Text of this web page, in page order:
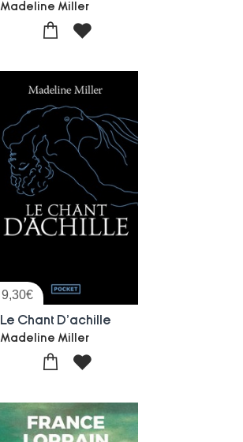
Madeline Miller
9,30€
Le Chant D'achille
Madeline Miller